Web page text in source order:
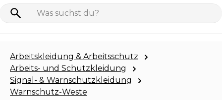
Arbeitskleidung & Arbeitsschutz
Arbeits- und Schutzkleidung
Signal- & Warnschutzkleidung
Warnschutz-Weste